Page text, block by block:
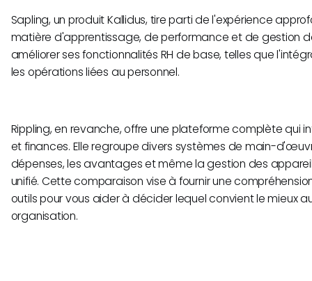
Sapling, un produit Kallidus, tire parti de l'expérience
matière d'apprentissage, de performance et de gestion
améliorer ses fonctionnalités RH de base, telles que
les opérations liées au personnel.
Rippling, en revanche, offre une plateforme complète qui
et finances. Elle regroupe divers systèmes de main-
dépenses, les avantages et même la gestion des
unifié. Cette comparaison vise à fournir une
outils pour vous aider à décider lequel convient le mieux
organisation.